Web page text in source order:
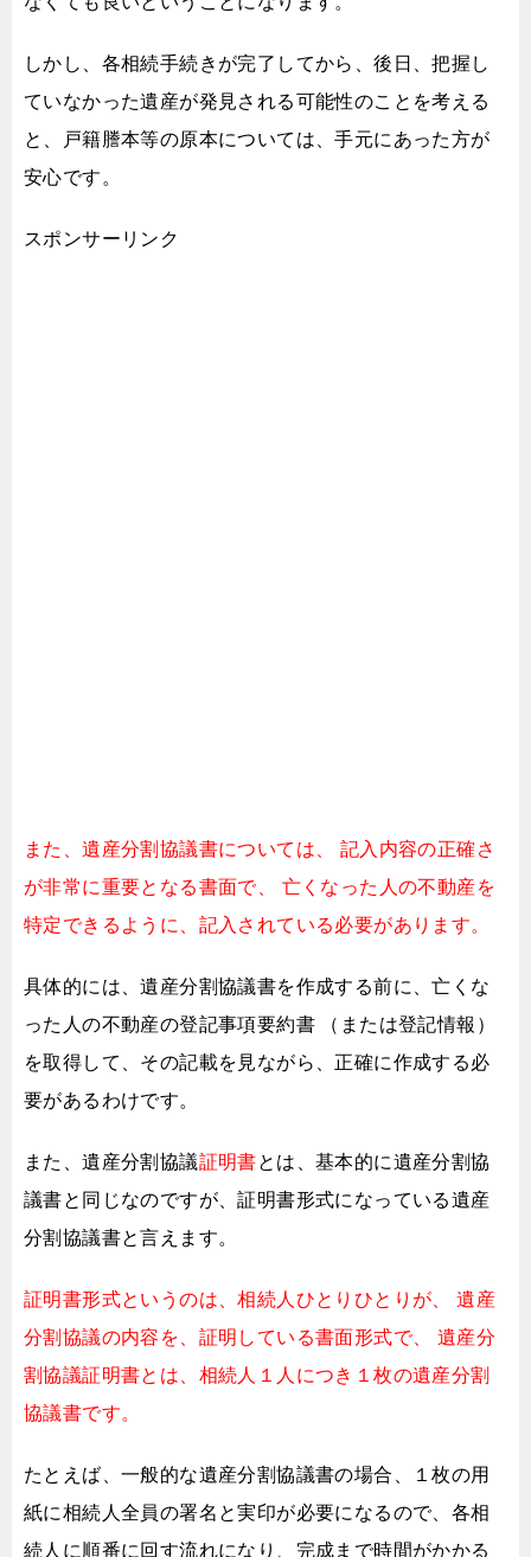
しかし、各相続手続きが完了してから、後日、把握し
ていなかった遺産が発見される可能性のことを考える
と、
戸籍謄本等の原本については、手元にあった方が
安心です。
スポンサーリンク
また、遺産分割協議書については、
記入内容の正確さ
が非常に重要となる書面で、
亡くなった人の不動産を
特定できるように、記入されている必要があります。
具体的には、遺産分割協議書を作成する前に、亡くな
った人の不動産の登記事項要約書 （または登記情報）
を取得して、 その記載を見ながら、正確に作成する必
要があるわけです。
また、遺産分割協議証明書とは、基本的に遺産分割協
議書と同じなのですが、証明書形式になっている遺産
分割協議書と言えます。
証明書形式というのは、相続人ひとりひとりが、
遺産
分割協議の内容を、証明している書面形式で、
遺産分
割協議証明書とは、相続人１人につき１枚の遺産分割
協議書です。
たとえば、一般的な遺産分割協議書の場合、
１枚の用
紙に相続人全員の署名と実印が必要になるので、 各相
続人に順番に回す流れになり、完成まで時間がかかる